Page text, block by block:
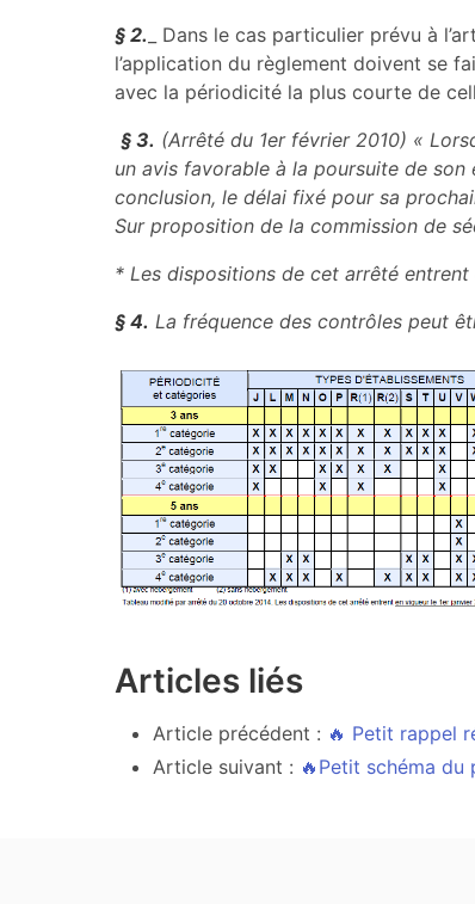
§ 2. _ Dans le cas particulier prévu à
l’application du règlement doivent se
avec la périodicité la plus courte de
§ 3. (Arrêté du 1er février 2010) «
un avis favorable à la poursuite de
conclusion, le délai fixé pour sa
Sur proposition de la commission de
* Les dispositions de cet arrêté entrent
§ 4. La fréquence des contrôles peut
Articles liés
Article précédent : 🔥 Petit rappel
Article suivant : 🔥Petit schéma du